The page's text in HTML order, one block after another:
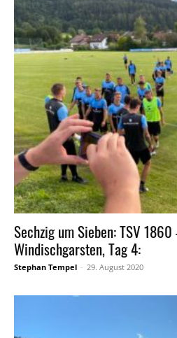
Sechzig um Sieben: TSV
Windischgarsten, Tag 4:
Stephan Tempel - 29. August 2020